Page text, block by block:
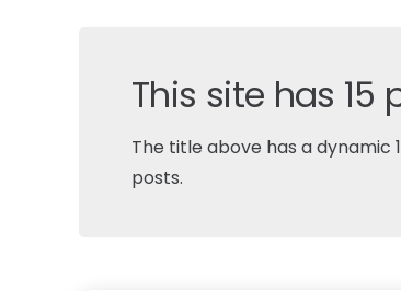
This site has 15
The title above has a dynamic
posts.